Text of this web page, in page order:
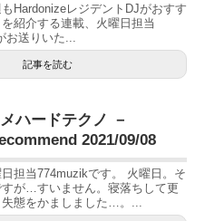
HardonizeレジデントDJがおすす
紹介する連載、火曜日担当
送りいた...
記事を読む
ハードテクノ －
2021/09/08
担当774muzikです。 火曜日。そ
すが…すいません。寝落ちして更
態をかましました…。...